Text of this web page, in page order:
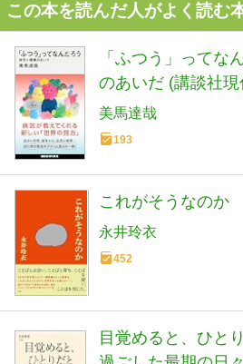
この本を読んだ人がよく読む
「ふつう」ってな
のあいだ (講談社
美馬達哉
193
これがそうなのか
永井玲衣
452
目覚めると、ひと